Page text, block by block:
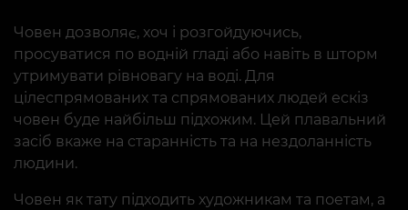
Човен дозволяє, хоч і розгойдуючись,
просуватися по водній гладі або навіть в шторм
утримувати рівновагу на воді. Для
цілеспрямованих та спрямованих людей ескіз
човен буде найбільш підхожим. Цей плавальний
засіб вкаже на старанність та на нездоланність
людини.
Човен як тату підходить художникам та поетам, а